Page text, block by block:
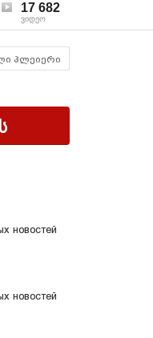
17 682
ვიდეო
პლეიერი
новостей
новостей